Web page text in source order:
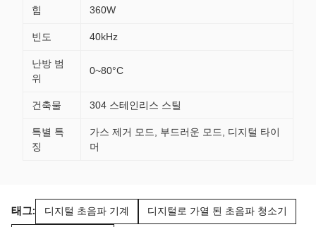
힘 360W
빈도 40kHz
난방 범
위
0~80°C
건축물 304 스테인리스 스틸
특별 특
징
가스 제거 모드, 부드러운 모드, 디지털 타이
머
태그: 디지털 초음파 기계 디지털로 가열 된 초음파 청소기